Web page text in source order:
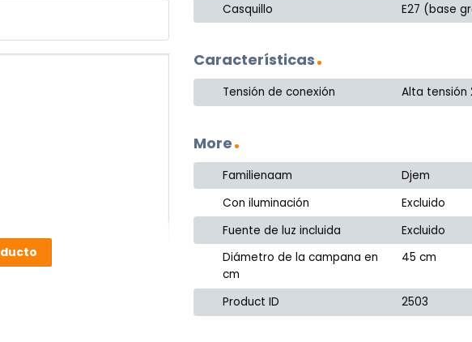
Casquillo E27 (base
Características
Tensión de conexión Alta tensión
More
Familienaam
Djem
Con iluminación
Excluido
Fuente de luz incluida
Excluido
Diámetro de la campana en
cm
45 cm
Product ID 2503